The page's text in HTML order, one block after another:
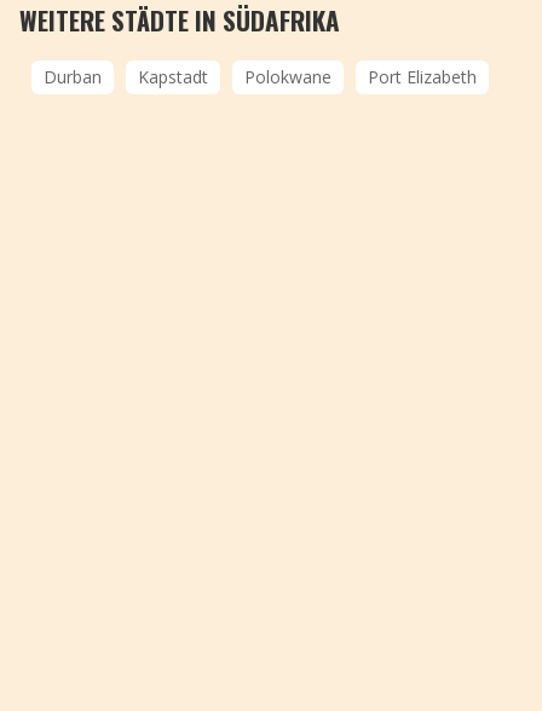
WEITERE STÄDTE IN SÜDAFRIKA
Durban Kapstadt Polokwane Port Elizabeth